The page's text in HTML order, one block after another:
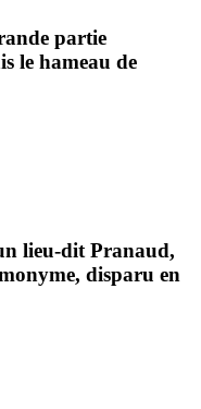
partie
le hameau de
lieu-dit Pranaud,
disparu en